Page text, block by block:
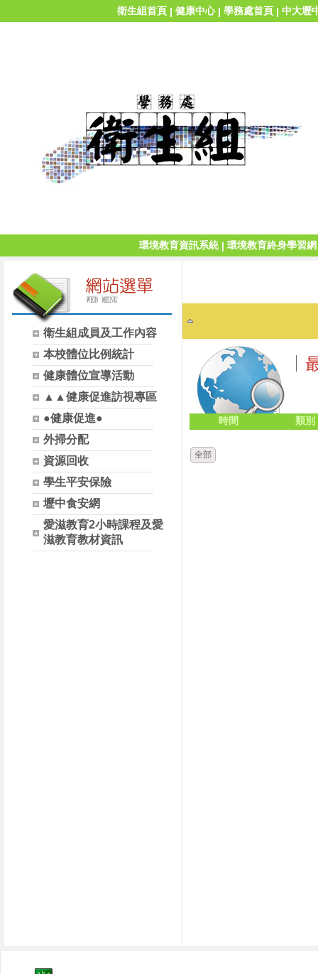
衛生組首頁 | 健康中心| 學務處首頁 | 中大壢
環境教育資訊系統| 環境教育終身學習網
衛生組成員及工作內容
本校體位比例統計
健康體位宣導活動
▲▲健康促進訪視專區
●健康促進●
外掃分配
資源回收
學生平安保險
壢中食安網
愛滋教育2小時課程及愛
滋教育教材資訊
時間 類別
全部